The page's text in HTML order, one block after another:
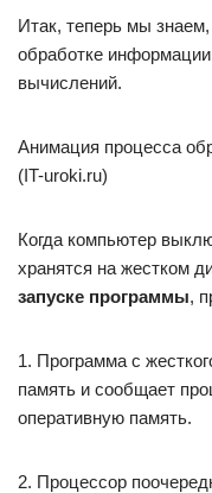
Итак, теперь мы
обработке
вычислений.
Анимация процесса
(IT-uroki.ru)
Когда компьютер
хранятся на жестком
запуске программы,
1. Программа с
память и сообщает
оперативную память.
2. Процессор